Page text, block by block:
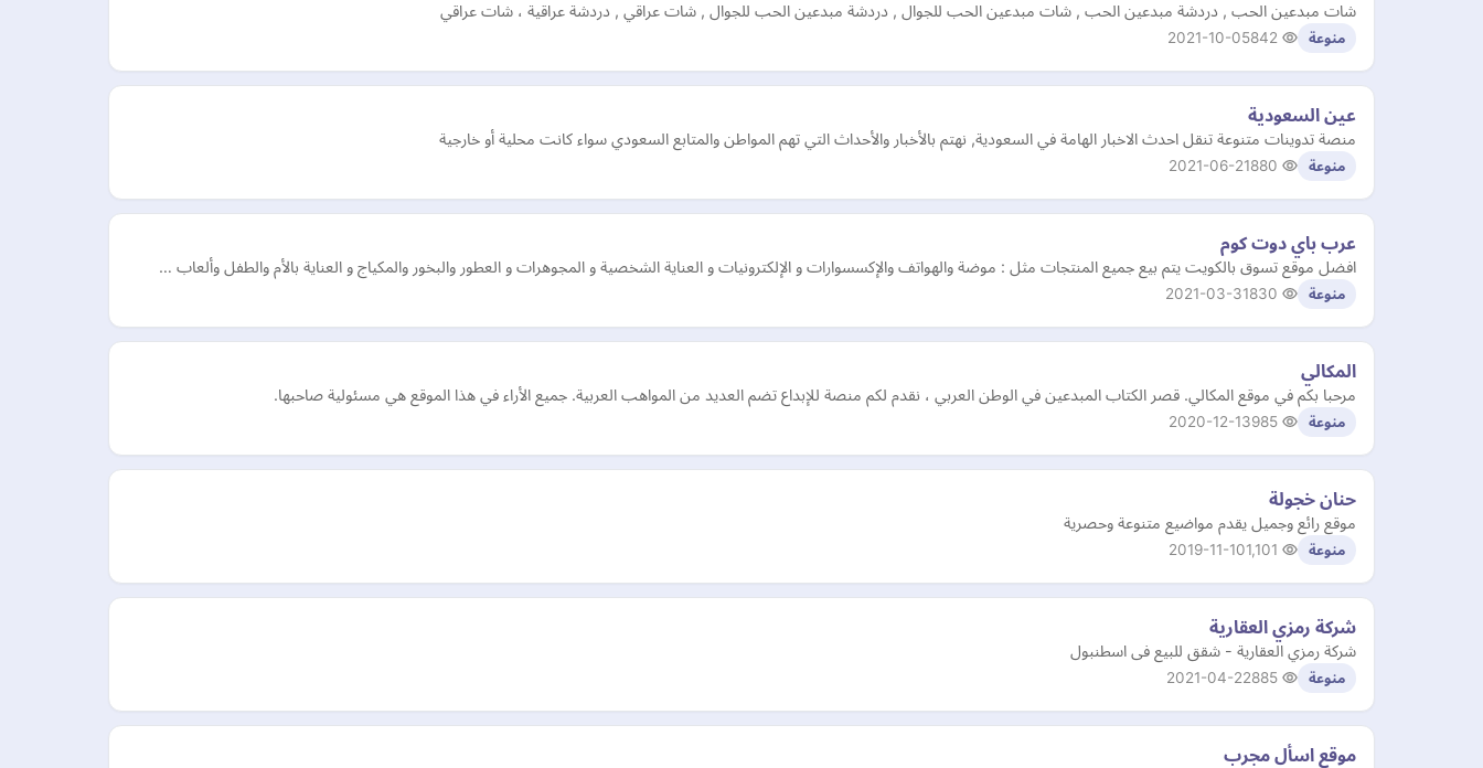
شات مبدعين الحب , دردشة مبدعين الحب , شات مبدعين الحب للجوال , دردشة مبدعين الحب للجوال , شات عراقي , دردشة عراقية ، شات عراقي
منوعة 2021-10-05
عين السعودية
منصة تدوينات متنوعة تنقل احدث الاخبار الهامة في السعودية, نهتم بالأخبار والأحداث التي تهم المواطن والمتابع السعودي سواء كانت محلية أو خارجية
منوعة 2021-06-21
عرب باي دوت كوم
افضل موقع تسوق بالكويت يتم بيع جميع المنتجات مثل : موضة والهواتف والإكسسوارات و الإلكترونيات و العناية الشخصية و المجوهرات و العطور والبخور والمكياج و العناية بالأم والطفل وألعاب …
منوعة 2021-03-31
المكالي
مرحبا بكم في موقع المكالي. قصر الكتاب المبدعين في الوطن العربي ، نقدم لكم منصة للإبداع تضم العديد من المواهب العربية. جميع الأراء في هذا الموقع هي مسئولية صاحبها.
منوعة 2020-12-13
حنان خجولة
موقع رائع وجميل يقدم مواضيع متنوعة وحصرية
منوعة 2019-11-10
شركة رمزي العقارية
شركة رمزي العقارية - شقق للبيع فى اسطنبول
منوعة 2021-04-22
موقع اسأل مجرب